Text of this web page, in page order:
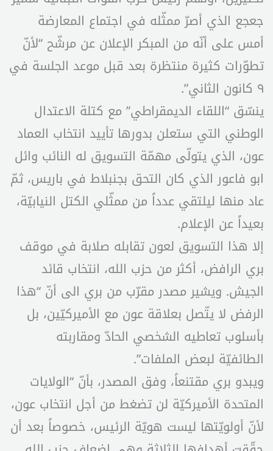
جعجع الذي أصرّ ممثّله في اجتماع المعارضة
أمس على أنّه من المبكر الإعلان عن مرشّح “لأنّ
تطوّرات كثيرة منتظرة بعد قبل موعد الجلسة في
٩ كانون الثاني”.
ينسّق “اللقاء الديمقراطي” مع كتلة الاعتدال
الوطني التي ستعلن بدورها تأييد انتخاب العماد
عون، الذي يتولّى مهمّة التسويق له النائب وائل
ابو فاعور الذي كان التحق بجنبلاط في باريس، ثمّ
عاد منها ليلتقي عدداً من ممثّلي الكتل النيابيّة،
بعيداً عن الإعلام.
إلا هذا التسويق لعون تقابله صلابة في موقف
بري الرافض، أكثر من حزب الله، انتخاب قائد
الجيش. ويشير مصدر مقرّب من بري الى أنّ “هذا
الرفض لا يتّصل بعلاقة عون مع الأميركيّين، بل
بأسلوب تعاطيه الشخصي الحادّ ومقاربته
الطائفيّة لبعض الملفات”.
ويبدو بري مقتنعاً، وفق المصدر، بأنّ “الولايات
المتحدة الأميركيّة لن تضغط من أجل انتخاب عون،
لأنّ أولويّتها ليست هويّة الرئيس، خصوصاً بعد أن